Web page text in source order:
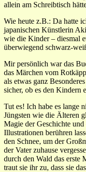
allein am Schreibtisch
Wie heute z.B.: Da hatte
japanischen Künstlerin
wie die Kinder – diesmal
überwiegend schwarz-
Mir persönlich war das
das Märchen vom
als etwas ganz
sicher, ob es den Kindern
Tut es! Ich habe es lange
Jüngsten wie die Älteren
Magie der Geschichte
Illustrationen berühren
den Schnee, um der
der Vater zuhause
durch den Wald das erste
traut sie ihr zu, dass sie